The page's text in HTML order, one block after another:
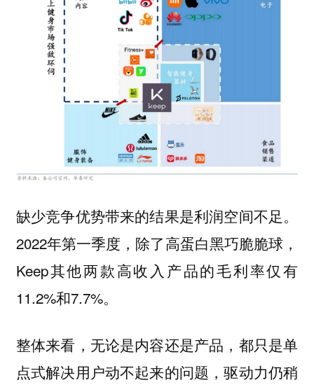
缺少竞争优势带来的结果是利润空间不足。
2022年第一季度，除了高蛋白黑巧脆脆球，
Keep其他两款高收入产品的毛利率仅有
11.2%和7.7%。
整体来看，无论是内容还是产品，都只是单
点式解决用户动不起来的问题，驱动力仍稍